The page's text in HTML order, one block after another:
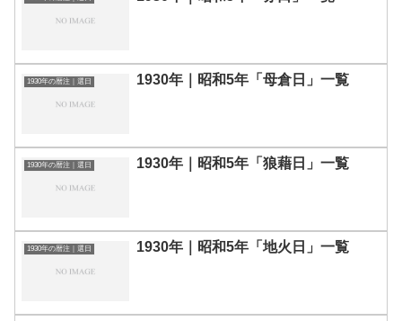
1930年の暦注｜選日 1930年｜昭和5年「母倉日」一覧
1930年の暦注｜選日 1930年｜昭和5年「狼藉日」一覧
1930年の暦注｜選日 1930年｜昭和5年「地火日」一覧